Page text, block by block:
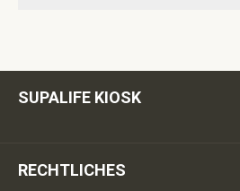
SUPALIFE KIOSK
RECHTLICHES